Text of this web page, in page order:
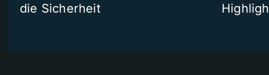
die Sicherheit